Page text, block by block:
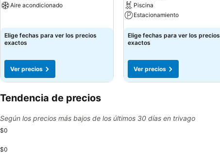
Aire acondicionado
Elige fechas para ver los precios
exactos
Ver precios
Piscina
Estacionamiento
Ver precios
Elige fechas para ver los precios
exactos
Ver precios
Tendencia de precios
Según los precios más bajos de los últimos 30 días en trivago
$0
$0